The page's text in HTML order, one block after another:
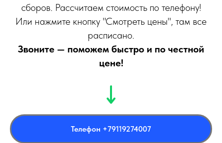
сборов. Рассчитаем стоимость по телефону!
Или нажмите кнопку "Смотреть цены", там все
расписано.
Звоните — поможем быстро и по честной
цене!
Телефон +79119274007